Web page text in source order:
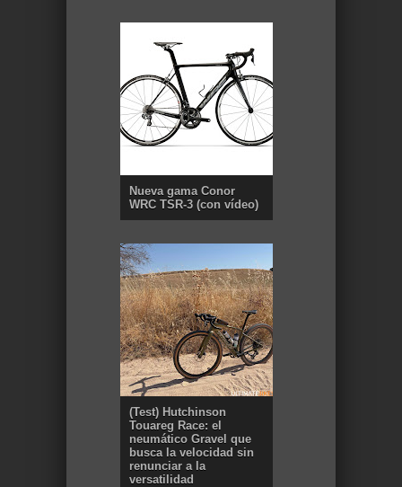
Nueva gama Conor
WRC TSR-3 (con vídeo)
(Test) Hutchinson
Touareg Race: el
neumático Gravel que
busca la velocidad sin
renunciar a la
versatilidad